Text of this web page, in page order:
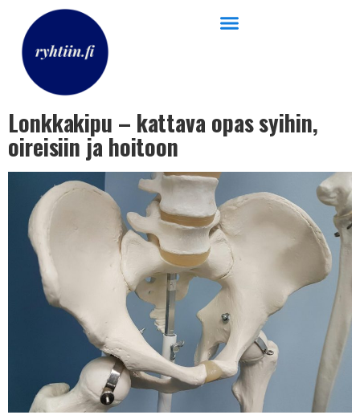
Lonkkakipu – kattava opas syihin,
oireisiin ja hoitoon